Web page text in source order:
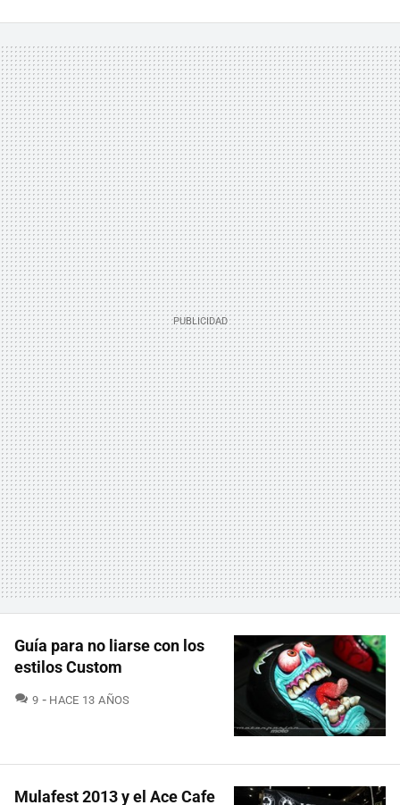
Guía para no liarse con los
estilos Custom
9 COMENTARIOS
HACE 13 AÑOS
Mulafest 2013 y el Ace Cafe